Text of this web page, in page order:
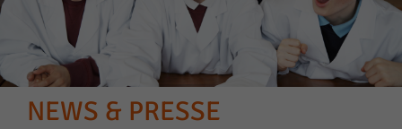
NEWS & PRESSE